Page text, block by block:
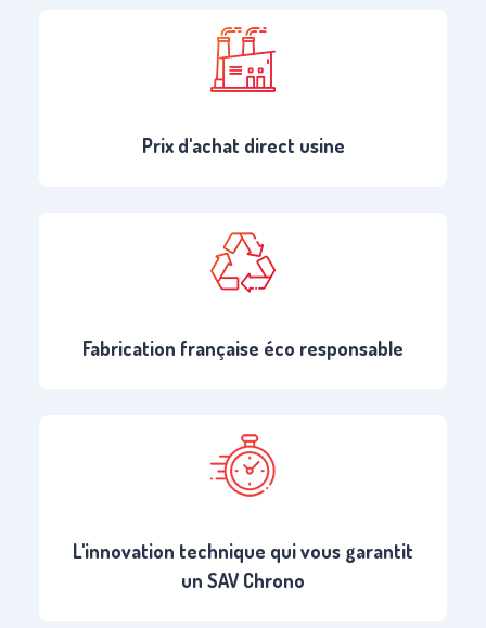
Prix d'achat direct usine
Fabrication française éco responsable
L'innovation technique qui vous garantit
un SAV Chrono